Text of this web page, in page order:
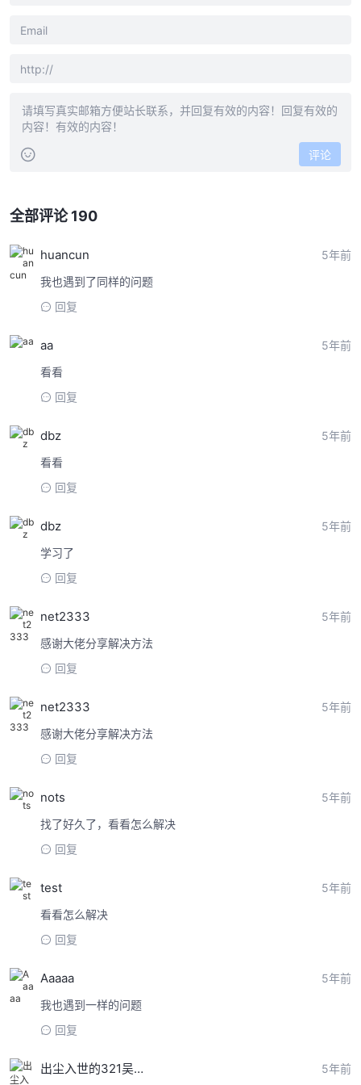
评论
全部评论 190
huancun
5年前
我也遇到了同样的问题
回复
aa
5年前
看看
回复
dbz
5年前
看看
回复
dbz
5年前
学习了
回复
net2333
5年前
感谢大佬分享解决方法
回复
net2333
5年前
感谢大佬分享解决方法
回复
nots
5年前
找了好久了，看看怎么解决
回复
test
5年前
看看怎么解决
回复
Aaaaa
5年前
我也遇到一样的问题
回复
出尘入世的321吴公子 5年前